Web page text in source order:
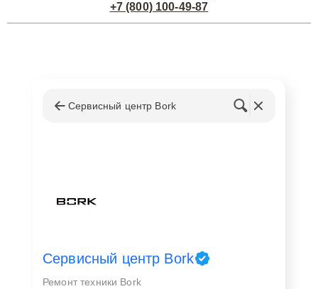
+7 (800) 100-49-87
Сервисный центр Bork
Сервисный центр Bork
Ремонт техники Bork